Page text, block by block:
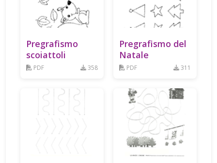
Pregrafismo
scoiattoli
PDF 358
Pregrafismo del
Natale
PDF 311